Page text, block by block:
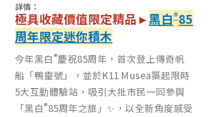
詳情：
極具收藏價值限定精品►黑白®85
周年限定迷你積木
今年黑白 ®慶祝85周年，首次登上傳奇帆
船「鴨靈號」，並於K11 Musea築起限時
5大互動體驗站，吸引大批市民一同參與
「黑白®85周年之旅」✨，以全新角度感受